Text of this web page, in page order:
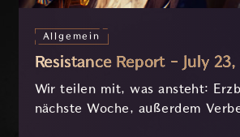
Allgemein
Resistance Report - July
Wir teilen mit, was ansteht:
nächste Woche, außerdem